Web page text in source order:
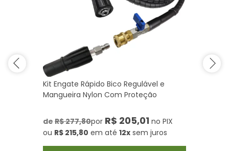
Kit Engate Rápido Bico Regulável e
Mangueira Nylon Com Proteção
de R$ 277,80por R$ 205,01 no PIX
ou R$ 215,80 em até 12x sem juros